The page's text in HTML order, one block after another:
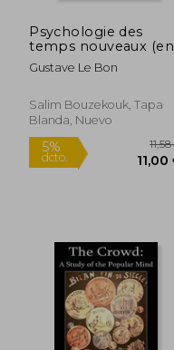
5%
dcto.
Psychologie des
temps nouveaux (en
Francés)
Gustave Le Bon
Salim Bouzekouk, Tapa
Blanda, Nuevo